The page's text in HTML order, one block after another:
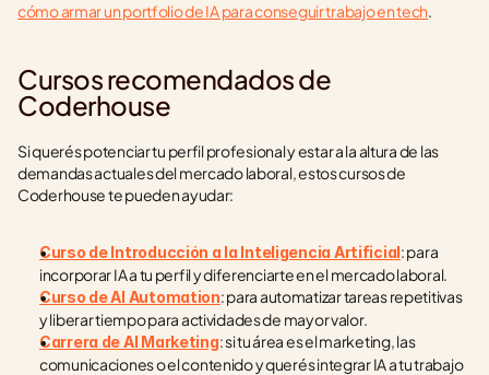
cómo armar un portfolio de IA para conseguir trabajo en tech.
Cursos recomendados de
Coderhouse
Si querés potenciar tu perfil profesional y estar a la altura de las
demandas actuales del mercado laboral, estos cursos de
Coderhouse te pueden ayudar:
Curso de Introducción a la Inteligencia Artificial: para
incorporar IA a tu perfil y diferenciarte en el mercado laboral.
Curso de AI Automation: para automatizar tareas repetitivas
y liberar tiempo para actividades de mayor valor.
Carrera de AI Marketing: si tu área es el marketing, las
comunicaciones o el contenido y querés integrar IA a tu trabajo